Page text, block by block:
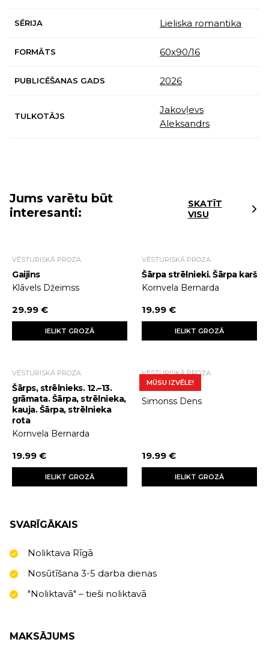
SĒRIJA Lieliska romantika
FORMĀTS 60х90/16
PUBLICĒŠANAS GADS 2026
TULKOTĀJS
Jakovļevs
Aleksandrs
Jums varētu būt
interesanti:
SKATĪT
VISU
VĒSTURISKĀ PROZA
Gaijins
Klāvels Džeimss
29.99 €
IELIKT GROZĀ
VĒSTURISKĀ PROZA
Šārpa strēlnieki. Šārpa karš
Kornvela Bernarda
19.99 €
IELIKT GROZĀ
VĒSTURISKĀ PROZA
Šārps, strēlnieks. 12.–13.
grāmata. Šārpa, strēlnieka,
kauja. Šārpa, strēlnieka
rota
Kornvela Bernarda
19.99 €
IELIKT GROZĀ
MŪSU IZVĒLE!
VĒSTURISKĀ PROZA
Terors
Simonss Dens
19.99 €
IELIKT GROZĀ
SVARĪGĀKAIS
Noliktava Rīgā
Nosūtīšana 3-5 darba dienas
"Noliktavā" – tieši noliktavā
MAKSĀJUMS